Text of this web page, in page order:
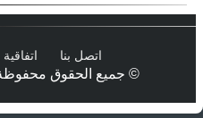
اتصل بنا
© جميع الحقوق محفوظة